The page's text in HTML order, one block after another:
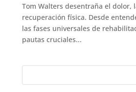
Tom Walters desentraña el dolor,
recuperación física. Desde
las fases universales de
pautas cruciales...